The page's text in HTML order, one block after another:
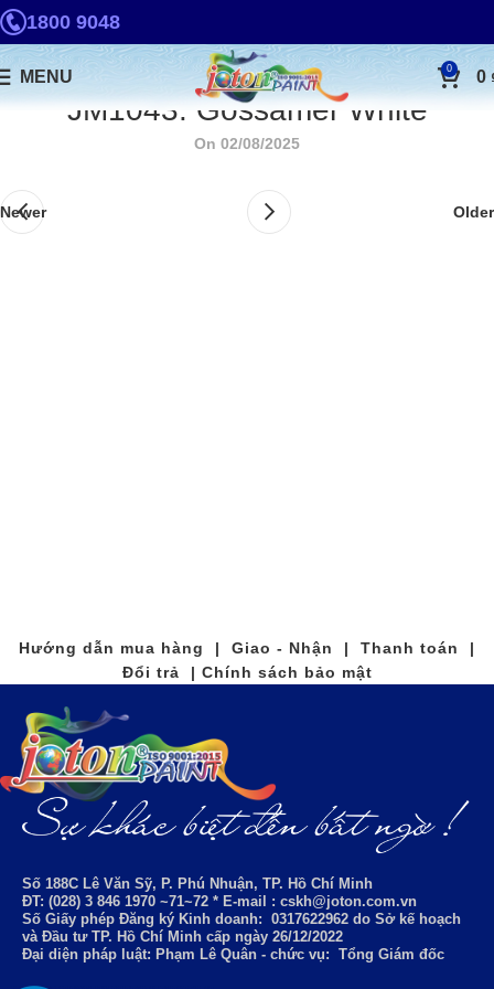
1800 9048
MENU 0 0
JM1043. Gossamer White
On 02/08/2025
Newer Older
Hướng dẫn mua hàng | Giao - Nhận | Thanh toán |
Đổi trả | Chính sách bảo mật
Số 188C Lê Văn Sỹ, P. Phú Nhuận, TP. Hồ Chí Minh
ĐT: (028) 3 846 1970 ~71~72 * E-mail : cskh@joton.com.vn
Số Giấy phép Đăng ký Kinh doanh: 0317622962 do Sở kế hoạch
và Đầu tư TP. Hồ Chí Minh cấp ngày 26/12/2022
Đại diện pháp luật: Phạm Lê Quân - chức vụ: Tổng Giám đốc